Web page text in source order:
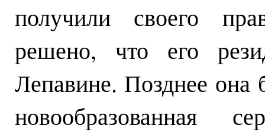
получили своего
решено, что его
Лепавине. Позднее она
новообразованная